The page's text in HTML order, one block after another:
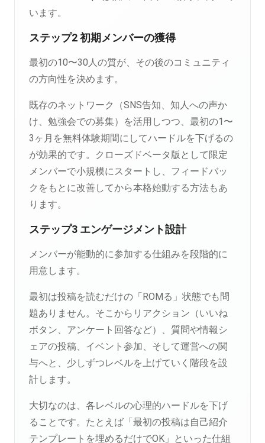
います。
ステップ2 初期メンバーの獲得
最初の10〜30人の質が、その後のコミュニティ
の方向性を決めます。
既存のネットワーク（SNS告知、知人への声か
け、勉強会での募集）を活用しつつ、最初の1〜
3ヶ月を無料体験期間にしてハードルを下げるの
が効果的です。クローズドベータ版として限定
メンバーで小規模にスタートし、フィードバッ
クをもとに改善してから本格始動する方法もあ
ります。
ステップ3 エンゲージメント設計
メンバーが能動的に参加する仕組みを段階的に
用意します。
最初は投稿を読むだけの「ROMる」状態でも問
題ありません。そこからリアクション（いいね
ボタン、アンケート回答など）、質問や情報シ
ェアの投稿、イベント参加、そして運営への関
与へと、少しずつレベルを上げていく階段を設
計します。
大切なのは、各レベルの心理的ハードルを下げ
ることです。たとえば「最初の投稿は自己紹介
テンプレートを埋めるだけでOK」といった仕組